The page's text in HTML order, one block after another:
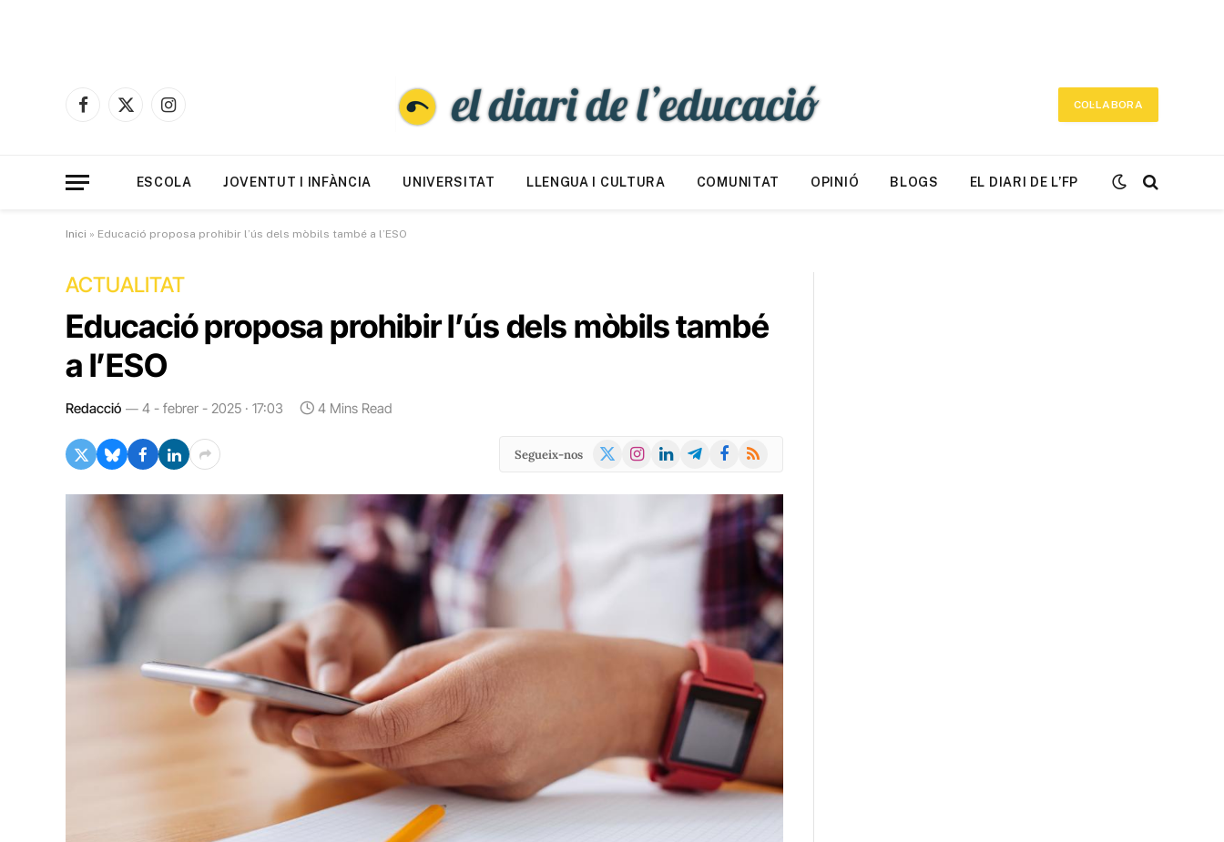
Facebook
X
Instagram
COL·LABORA
ESCOLA JOVENTUT I INFÀNCIA UNIVERSITAT LLENGUA I CULTURA COMUNITAT OPINIÓ BLOGS EL DIARI DE L’FP
Inici » Educació proposa prohibir l’ús dels mòbils també a l’ESO
ACTUALITAT
Educació proposa prohibir l’ús dels mòbils també
a l’ESO
Redacció 4 - febrer - 2025 · 17:03 4 Mins Read
Segueix-nos
X
Instagram
LinkedInTelegramFacebook
RSS